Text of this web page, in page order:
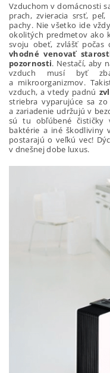
Vzduchom v domácnosti
prach, zvieracia srsť,
pachy. Nie všetko ide
okolitých predmetov ako
svoju obeť, zvlášť počas
vhodné venovať
pozornosti. Nestačí, aby
vzduch musí byť
a mikroorganizmov.
vzduch, a vtedy padnú
striebra vyparujúce sa
a zariadenie udržujú v
sú tu obľúbené čističky
baktérie a iné škodliviny
postarajú o veľkú vec!
v dnešnej dobe luxus.